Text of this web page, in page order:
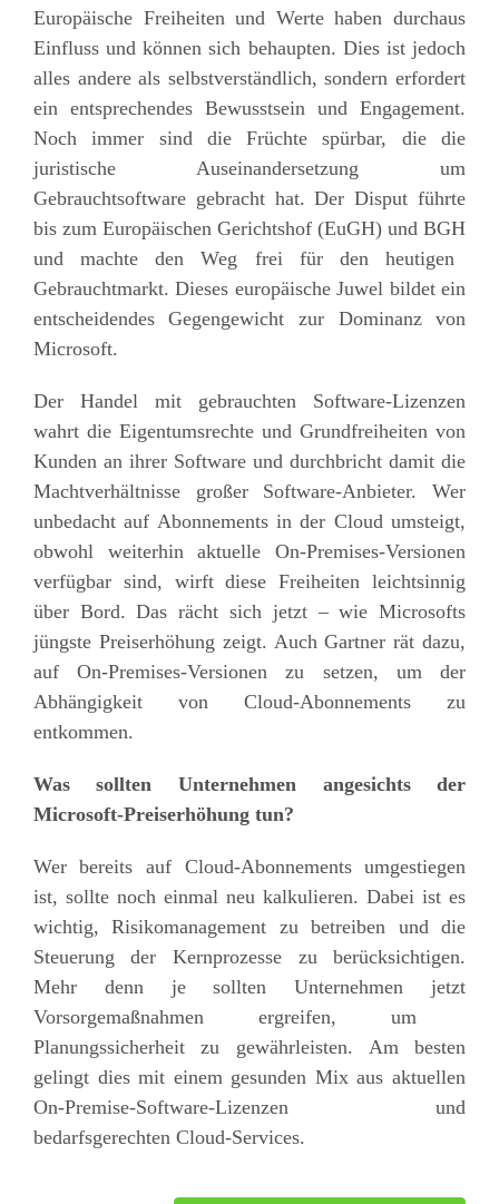
Europäische Freiheiten und Werte haben durchaus
Einfluss und können sich behaupten. Diesist jedoch
alles andere als selbstverständlich, sondern erfordert
ein entsprechendes Bewusstsein und Engagement.
Noch immer sind die Früchte spürbar, die die
juristische Auseinandersetzung um
Gebrauchtsoftware gebracht hat.Der Disput führte
bis zum Europäischen Gerichtshof (EuGH) und BGH
und machte den Weg frei für den heutigen
Gebrauchtmarkt. Dieses europäische Juwel bildet ein
entscheidendes Gegengewicht zur Dominanz von
Microsoft.
Der Handel mit gebrauchten Software-Lizenzen
wahrt die Eigentumsrechte und Grundfreiheiten von
Kunden an ihrer Software und durchbricht damit die
Machtverhältnisse großer Software-Anbieter. Wer
unbedacht auf Abonnements in der Cloud umsteigt,
obwohl weiterhin aktuelle On-Premises-Versionen
verfügbar sind, wirft diese Freiheiten leichtsinnig
über Bord. Das rächt sich jetzt – wie Microsofts
jüngste Preiserhöhung zeigt. Auch Gartner rät dazu,
auf On-Premises-Versionen zu setzen, um der
Abhängigkeit von Cloud-Abonnements zu
entkommen.
Was sollten Unternehmen angesichts der
Microsoft-Preiserhöhung tun?
Wer bereits auf Cloud-Abonnements umgestiegen
ist, sollte noch einmal neu kalkulieren. Dabeiist es
wichtig, Risikomanagement zubetreiben und die
Steuerung der Kernprozesse zuberücksichtigen.
Mehr denn jesollten Unternehmen jetzt
Vorsorgemaßnahmen ergreifen, um
Planungssicherheit zu gewährleisten. Am besten
gelingt dies mit einem gesunden Mix ausaktuellen
On-Premise-Software-Lizenzen und
bedarfsgerechten Cloud-Services.